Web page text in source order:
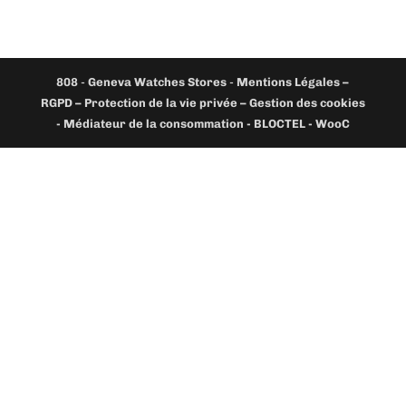
808 -Geneva Watches Stores - Mentions Légales –
RGPD – Protection de la vie privée – Gestion des cookies
- Médiateur de la consommation - BLOCTEL - WooC